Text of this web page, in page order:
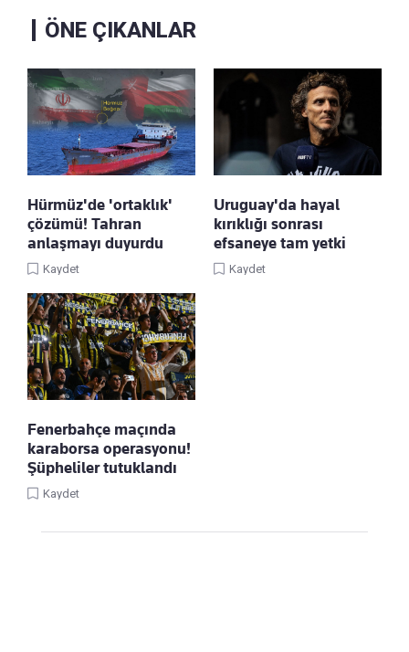
ÖNE ÇIKANLAR
Hürmüz'de 'ortaklık'
çözümü! Tahran
anlaşmayı duyurdu
Kaydet
Uruguay'da hayal
kırıklığı sonrası
efsaneye tam yetki
Kaydet
Fenerbahçe maçında
karaborsa operasyonu!
Şüpheliler tutuklandı
Kaydet